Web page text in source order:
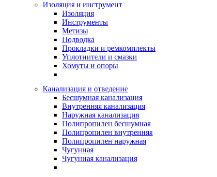
Изоляция и инструмент
Изоляция
Инструменты
Метизы
Подводка
Прокладки и ремкомплекты
Уплотнители и смазки
Хомуты и опоры
Канализация и отведение
Бесшумная канализация
Внутренняя канализация
Наружная канализация
Полипропилен бесшумная
Полипропилен внутренняя
Полипропилен наружная
Чугунная
Чугунная канализация